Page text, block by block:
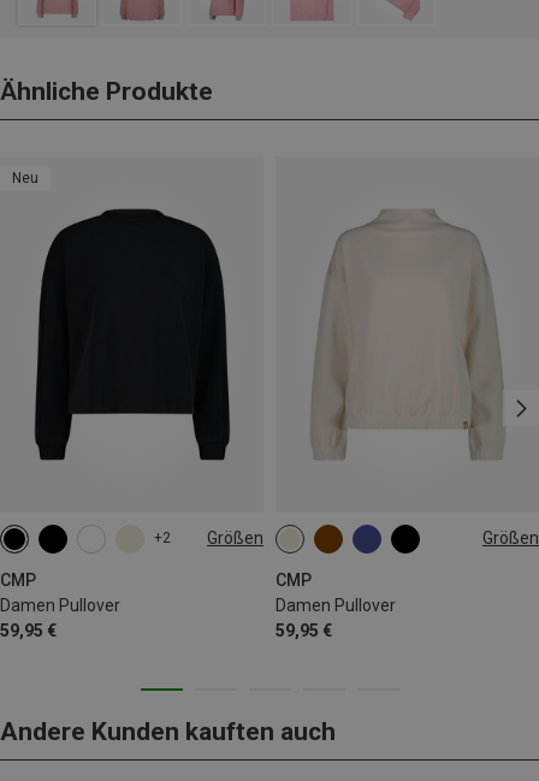
Ähnliche Produkte
Neu
+2 Größen
CMP
Damen Pullover
59,95 €
XXS XS M
L
XL
Größen
CMP
Damen Pullover
59,95 €
Andere Kunden kauften auch